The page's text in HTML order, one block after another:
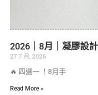
2026｜8月｜凝膠設
27 7 月, 2026
🔥 四選一 ！8月手
Read More »